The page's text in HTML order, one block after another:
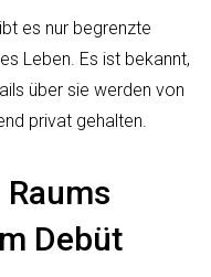
es nur begrenzte
Leben. Es ist bekannt,
über sie werden von
privat gehalten.
Debüt